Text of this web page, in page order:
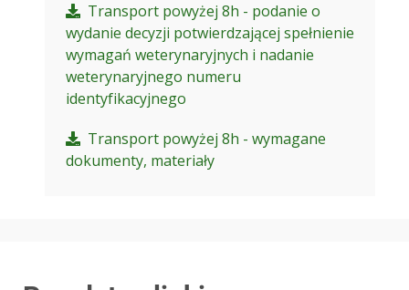
Transport powyżej 8h - podanie o
wydanie decyzji potwierdzającej spełnienie
wymagań weterynaryjnych i nadanie
weterynaryjnego numeru
identyfikacyjnego
Transport powyżej 8h - wymagane
dokumenty, materiały